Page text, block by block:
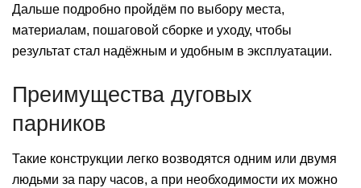
Дальше подробно пройдём по выбору места,
материалам, пошаговой сборке и уходу, чтобы
результат стал надёжным и удобным в эксплуатации.
Преимущества дуговых
парников
Такие конструкции легко возводятся одним или двумя
людьми за пару часов, а при необходимости их можно